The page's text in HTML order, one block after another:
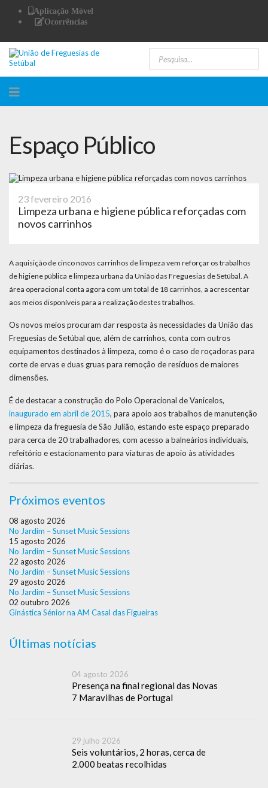
Aplicação Móvel
Ocorrências
Espaço Público
23 fevereiro 2016
Limpeza urbana e higiene pública reforçadas com
novos carrinhos
A aquisição de cinco novos carrinhos de limpeza vem reforçar os trabalhos
de higiene pública e limpeza urbana da União das Freguesias de Setúbal. A
área operacional conta agora com um total de 18 carrinhos, a acrescentar
aos meios disponíveis para a realização destes trabalhos.
Os novos meios procuram dar resposta às necessidades da União das
Freguesias de Setúbal que, além de carrinhos, conta com outros
equipamentos destinados à limpeza, como é o caso de roçadoras para
corte de ervas e duas gruas para remoção de resíduos de maiores
dimensões.
É de destacar a construção do Polo Operacional de Vanicelos,
inaugurado em abril de 2015, para apoio aos trabalhos de manutenção
e limpeza da freguesia de São Julião, estando este espaço preparado
para cerca de 20 trabalhadores, com acesso a balneários individuais,
refeitório e estacionamento para viaturas de apoio às atividades
diárias.
Próximos eventos
08 agosto 2026
No Jardim – Sunset Music Sessions
15 agosto 2026
No Jardim – Sunset Music Sessions
22 agosto 2026
No Jardim – Sunset Music Sessions
29 agosto 2026
No Jardim – Sunset Music Sessions
02 outubro 2026
Ginástica Sénior na AM Casal das Figueiras
Últimas notícias
04 agosto 2026
Presença na final regional das Novas
7 Maravilhas de Portugal
29 julho 2026
Seis voluntários, 2 horas, cerca de
2.000 beatas recolhidas